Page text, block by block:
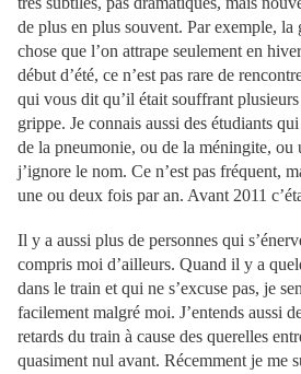
de plus en plus souvent. Par exemple, la
chose que l’on attrape seulement en
début d’été, ce n’est pas rare de
qui vous dit qu’il était souffrant plusieurs
grippe. Je connais aussi des étudiants
de la pneumonie, ou de la méningite, ou
j’ignore le nom. Ce n’est pas fréquent,
une ou deux fois par an. Avant 2011
Il y a aussi plus de personnes qui
compris moi d’ailleurs. Quand il y a
dans le train et qui ne s’excuse pas, je
facilement malgré moi. J’entends aussi
retards du train à cause des querelles
quasiment nul avant. Récemment je me